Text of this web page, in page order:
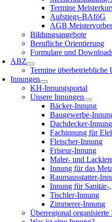
Termine
Aufstiegs-BAföG
AGB
Bildungsangebote
Berufliche Orientierung
Formulare und
ABZ
Termine überbetriebliche
Innungen
KH-Innungsportal
Unsere Innungen
Bäcker-Innung
Baugewerbe-
Dachdecker-Innung
Fachinnung für
Fleischer-Innung
Friseur-Innung
Maler- und
Innung für das
Raumausstatter-
Innung für
Tischler-Innung
Zimmerer-Innung
Überregional